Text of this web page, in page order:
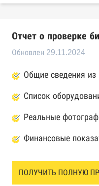
Отчет о проверке
Обновлен 29.11.2024
Общие сведения
Список
Реальные
Финансовые
ПОЛУЧИТЬ ПОЛНУЮ